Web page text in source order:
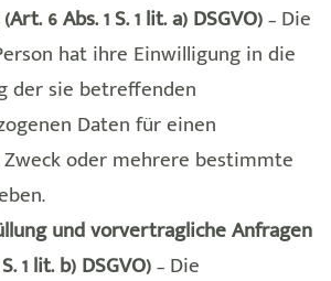
6 Abs. 1 S. 1 lit. a) DSGVO)– Die
hat ihre Einwilligung in die
der sie betreffenden
Daten für einen
oder mehrere bestimmte
und vorvertragliche Anfragen
1 lit. b) DSGVO)– Die